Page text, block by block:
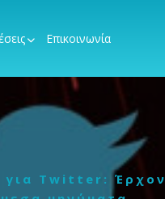
Επικοινωνία
για Twitter: